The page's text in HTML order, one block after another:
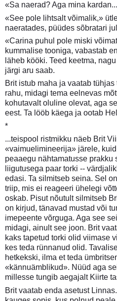
«Sa naerad? Aga mina
«See pole lihtsalt võimalik,»
naeratades, püüdes sõbratari
«Carina puhul pole miski
kummalise tooniga, vabastab
läheb kööki. Teed keetma,
järgi aru saab.
Brit istub maha ja vaatab
rahu, midagi tema eelnevas
kohutavalt oluline olevat, aga
eest. Ta lööb käega ja ootab
*
...teispool ristmikku näeb Brit
«vaimuelimineerija» järele,
peaaegu nähtamatusse prakku
liigutusega paar torki --
edasi. Ta silmitseb seina. Sel
triip, mis ei reageeri ühelegi
oskab. Pisut nõutult silmitseb
on kirjud, tänavad mustad või
imepeente võrguga. Aga see
midagi, ainult see joon. Brit
kaks tapetud torki olid viimase
kes teda rünnanud olid.
hetkekski, ilma et teda
«kännuämblikud». Nüüd aga
millesse tungib aegajalt Kiirte
Brit vaatab enda asetust